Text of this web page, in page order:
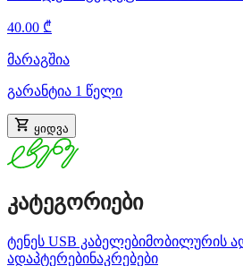
40.00 ₾
მარაგშია
გარანტია 1 წელი
ყიდვა
კატეგორიები
ტენეს USB კაბელებიმობილურის
ადაპტერებინაკრებები